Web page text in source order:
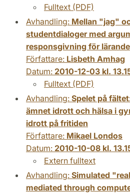
Fulltext (PDF)
Avhandling: Mellan "jag"
studentdialoger med
responsgivning för lärande
Författare: Lisbeth Amhag
Datum: 2010-12-03 kl.
Fulltext (PDF)
Avhandling: Spelet på
ämnet idrott och hälsa i
idrott på fritiden
Författare: Mikael Londos
Datum: 2010-10-08 kl.
Extern fulltext
Avhandling: Simulated
mediated through